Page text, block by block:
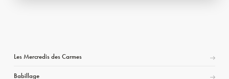
Les Mercredis des Carmes
Babillage